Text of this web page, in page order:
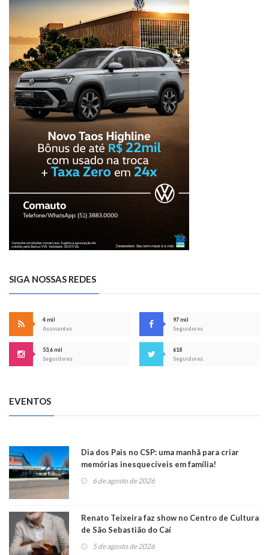
SIGA NOSSAS REDES
4 mil
Assinantes
97 mil
Seguidores
53,6 mil
Seguidores
618
Seguidores
EVENTOS
Dia dos Pais no CSP: uma manhã para criar
memórias inesquecíveis em família!
6 de agosto de 2026
Renato Teixeira faz show no Centro de Cultura
de São Sebastião do Caí
5 de agosto de 2026